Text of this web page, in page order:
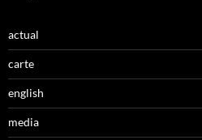
actual
carte
english
media